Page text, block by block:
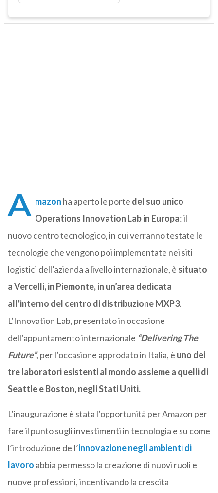
A mazon ha aperto le porte del suo unico
Operations Innovation Lab in Europa: il
nuovo centro tecnologico, in cui verranno testate le
tecnologie che vengono poi implementate nei siti
logistici dell’azienda a livello internazionale, è situato
a Vercelli, in Piemonte, in un’area dedicata
all’interno del centro di distribuzione MXP3.
L’Innovation Lab, presentato in occasione
dell’appuntamento internazionale “Delivering The
Future”, per l’occasione approdato in Italia, è uno dei
tre laboratori esistenti al mondo assieme a quelli di
Seattle e Boston, negli Stati Uniti.
L’inaugurazione è stata l’opportunità per Amazon per
fare il punto sugli investimenti in tecnologia e su come
l’introduzione dell’innovazione negli ambienti di
lavoro abbia permesso la creazione di nuovi ruoli e
nuove professioni, incentivando la crescita